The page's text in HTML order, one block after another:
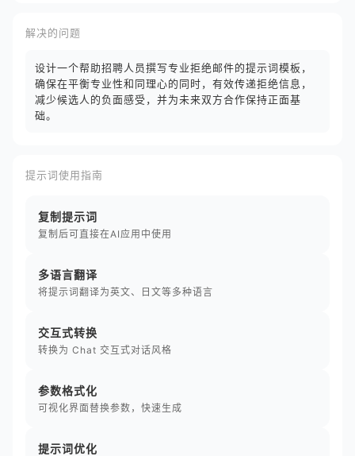
解决的问题
设计一个帮助招聘人员撰写专业拒绝邮件的提示词模板，
确保在平衡专业性和同理心的同时，有效传递拒绝信息，
减少候选人的负面感受，并为未来双方合作保持正面基
础。
提示词使用指南
复制提示词
复制后可直接在AI应用中使用
多语言翻译
将提示词翻译为英文、日文等多种语言
交互式转换
转换为 Chat 交互式对话风格
参数格式化
可视化界面替换参数，快速生成
提示词优化